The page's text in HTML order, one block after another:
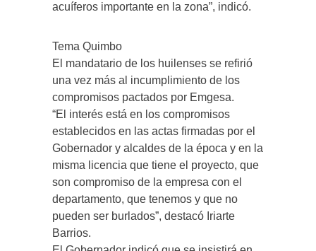
acuíferos importante en la zona”, indicó.
Tema Quimbo
El mandatario de los huilenses se refirió
una vez más al incumplimiento de los
compromisos pactados por Emgesa.
“El interés está en los compromisos
establecidos en las actas firmadas por el
Gobernador y alcaldes de la época y en la
misma licencia que tiene el proyecto, que
son compromiso de la empresa con el
departamento, que tenemos y que no
pueden ser burlados”, destacó Iriarte
Barrios.